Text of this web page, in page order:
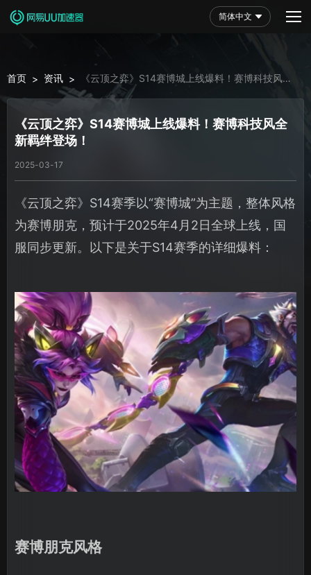
简体中文
首页 > 资讯 >
《云顶之弈》S14赛博城上线爆料！赛博科技风全
新羁绊登场！
《云顶之弈》S14赛博城上线爆料！赛博科技风全
新羁绊登场！
2025-03-17
《云顶之弈》S14赛季以“赛博城”为主题，整体风格
为赛博朋克，预计于2025年4月2日全球上线，国
服同步更新。以下是关于S14赛季的详细爆料：
赛博朋克风格